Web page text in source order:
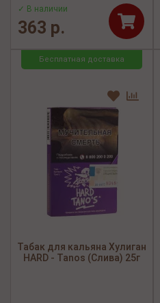
✓ В наличии
363 р.
Бесплатная доставка
Табак для кальяна Хулиган
HARD - Tanos (Слива) 25г